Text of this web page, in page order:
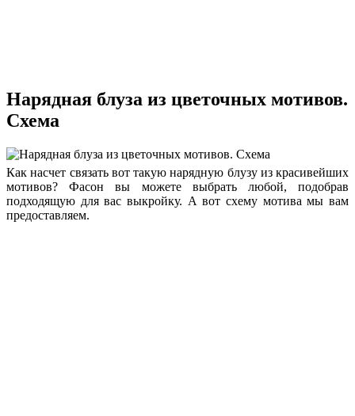
Нарядная блуза из цветочных мотивов.
Схема
Как насчет связать вот такую нарядную блузу из красивейших
мотивов? Фасон вы можете выбрать любой, подобрав
подходящую для вас выкройку. А вот схему мотива мы вам
предоставляем.